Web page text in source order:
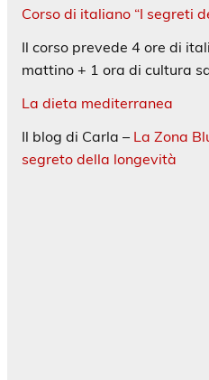
Corso di italiano “I segreti
Il corso prevede 4 ore di
mattino + 1 ora di cultura
La dieta mediterranea
Il blog di Carla – La Zona
segreto della longevità